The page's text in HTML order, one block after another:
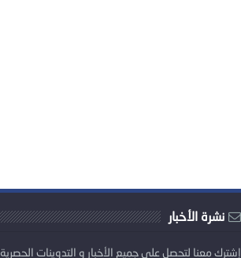
نشرة الأخبار
إشترك معنا لتحصل على جميع الأخبار و التدوينات الحصرية